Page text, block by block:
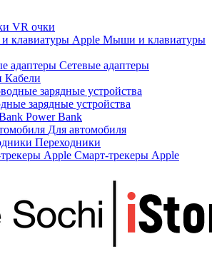
VR очки
Мыши и клавиатуры
Сетевые адаптеры
Кабели
зарядные устройства
Power Bank
Для автомобиля
Переходники
Смарт-трекеры Apple